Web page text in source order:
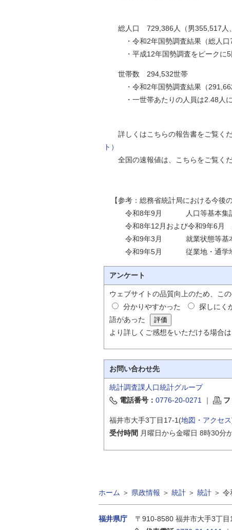
総人口 729,386人（男355,517人、
・令和2年国勢調査結果（総人口
・平成12年国勢調査をピークに5
世帯数 294,532世帯
・令和2年国勢調査結果（291,662
・一世帯あたりの人員は2.48人に
詳しくはこちらの報告書をご覧くだ
ト）
全国の速報値は、こちらをご覧く
【参考：総務省統計局における今後の
令和8年9月 人口等基本集
令和8年12月および令和9年6月
令和9年3月 就業状態等基
令和9年5月 従業地・通学地に
アンケート
ウェブサイトの品質向上のため、こ
分かりやすかった
探しにく
語があった
より詳しくご感想をいただける場合は
お問い合わせ先
統計調査課人口統計グループ
電話番号： 0776-20-0271 ｜ フ
福井市大手3丁目17-1(地図・アクセス
受付時間 月曜日から金曜日 8時30分
ホーム ＞ 県政情報 ＞ 統計 ＞ 統計 ＞ 令
福井県庁 〒910-8580 福井市大手3丁目